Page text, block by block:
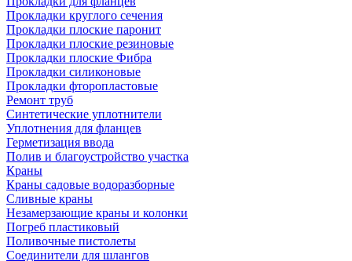
Прокладки круглого сечения
Прокладки плоские паронит
Прокладки плоские резиновые
Прокладки плоские Фибра
Прокладки силиконовые
Прокладки фторопластовые
Ремонт труб
Синтетические уплотнители
Уплотнения для фланцев
Герметизация ввода
Полив и благоустройство участка
Краны
Краны садовые водоразборные
Сливные краны
Незамерзающие краны и колонки
Погреб пластиковый
Поливочные пистолеты
Соединители для шлангов